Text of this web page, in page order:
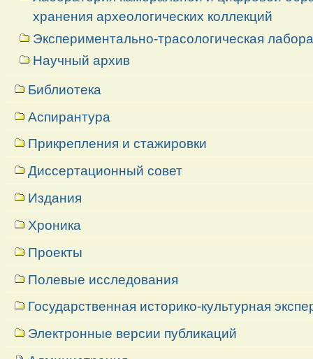
хранения археологических коллекций
Экспериментально-трасологическая
Научный архив
Библиотека
Аспирантура
Прикрепления и стажировки
Диссертационный совет
Издания
Хроника
Проекты
Полевые исследования
Государственная историко-культурная
Электронные версии публикаций